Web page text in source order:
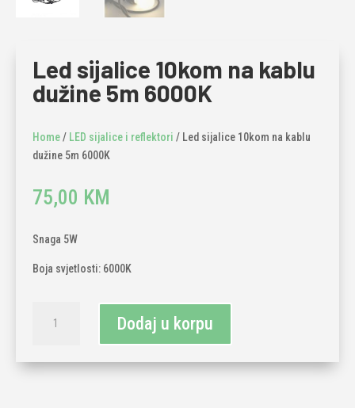
Led sijalice 10kom na kablu
dužine 5m 6000K
Home/ LED sijalice i reflektori / Led sijalice 10kom na kablu
dužine 5m 6000K
75,00 KM
Snaga 5W
Boja svjetlosti: 6000K
sijalice
na
Dodaj u korpu